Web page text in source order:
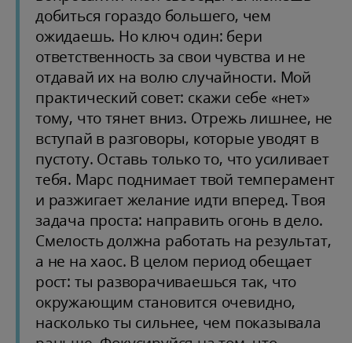
добиться гораздо большего, чем
ожидаешь. Но ключ один: бери
ответственность за свои чувства и не
отдавай их на волю случайности. Мой
практический совет: скажи себе «нет»
тому, что тянет вниз. Отрежь лишнее, не
вступай в разговоры, которые уводят в
пустоту. Оставь только то, что усиливает
тебя. Марс поднимает твой темперамент
и разжигает желание идти вперед. Твоя
задача проста: направить огонь в дело.
Смелость должна работать на результат,
а не на хаос. В целом период обещает
рост: ты разворачиваешься так, что
окружающим становится очевидно,
насколько ты сильнее, чем показывала